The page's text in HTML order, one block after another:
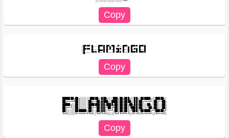
░█▀▀▀ █── █▀▀█ █▀▄▀█ ─▀─ █▀▀▄ █▀▀▀ █▀▀█
░█▀▀▀ █── █▄▄█ █─▀─█ ▀█▀ █──█ █─▀█ █──█
░█─── ▀▀▀ ▀──▀ ▀───▀ ▀▀▀ ▀──▀ ▀▀▀▀ ▀▀▀▀
███████╗██╗░░░░░░█████╗░███╗░░░███╗██╗███╗░░██╗░██████╗░░█████╗░
██╔════╝██║░░░░░██╔══██╗████╗░████║██║████╗░██║██╔════╝░██╔══██╗
█████╗░░██║░░░░░███████║██╔████╔██║██║██╔██╗██║██║░░██╗░██║░░██║
██╔══╝░░██║░░░░░██╔══██║██║╚██╔╝██║██║██║╚████║██║░░╚██╗██║░░██║
██║░░░░░███████╗██║░░██║██║░╚═╝░██║██║██║░╚███║╚██████╔╝╚█████╔╝